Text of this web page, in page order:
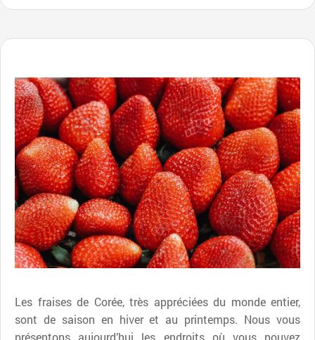
Les fraises de Corée, très appréciées du monde entier,
sont de saison en hiver et au printemps. Nous vous
présentons aujourd’hui les endroits où vous pouvez